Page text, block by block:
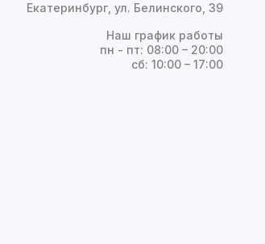
Екатеринбург, ул. Белинского, 39
Наш график работы
пн - пт: 08:00 – 20:00
сб: 10:00 – 17:00